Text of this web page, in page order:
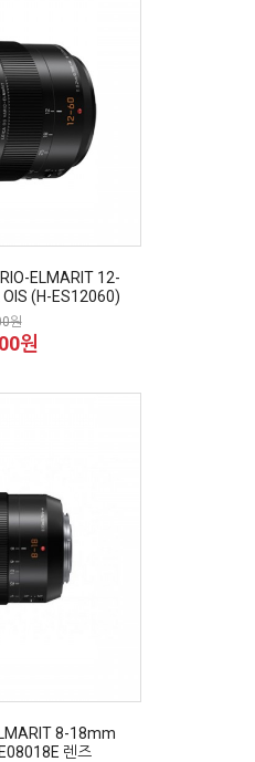
ELMARIT 12-
(H-ES12060)
원
원
8-18mm
렌즈